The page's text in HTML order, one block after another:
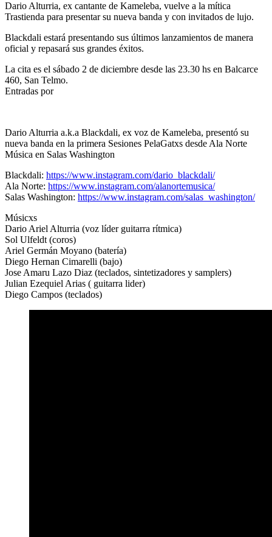
Dario Alturria, ex cantante de Kameleba, vuelve a la mítica
Trastienda para presentar su nueva banda y con invitados de lujo.
Blackdali estará presentando sus últimos lanzamientos de manera
oficial y repasará sus grandes éxitos.
La cita es el sábado 2 de diciembre desde las 23.30 hs en Balcarce
460, San Telmo.
Entradas por
Dario Alturria a.k.a Blackdali, ex voz de Kameleba, presentó su
nueva banda en la primera Sesiones PelaGatxs desde Ala Norte
Música en Salas Washington
Blackdali: https://www.instagram.com/dario_blackdali/
Ala Norte: https://www.instagram.com/alanortemusica/
Salas Washington: https://www.instagram.com/salas_washington/
Músicxs
Dario Ariel Alturria (voz líder guitarra rítmica)
Sol Ulfeldt (coros)
Ariel Germán Moyano (batería)
Diego Hernan Cimarelli (bajo)
Jose Amaru Lazo Diaz (teclados, sintetizadores y samplers)
Julian Ezequiel Arias ( guitarra lider)
Diego Campos (teclados)